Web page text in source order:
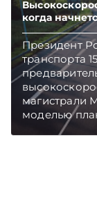
и Viber.
раньше, чем
когда
Президент
транспорта
магистрали
моделью
годах,